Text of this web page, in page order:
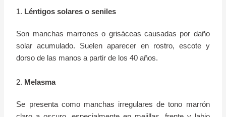
1. Léntigos solares o seniles
Son manchas marrones o grisáceas causadas por daño
solar acumulado. Suelen aparecer en rostro, escote y
dorso de las manos a partir de los 40 años.
2. Melasma
Se presenta como manchas irregulares de tono marrón